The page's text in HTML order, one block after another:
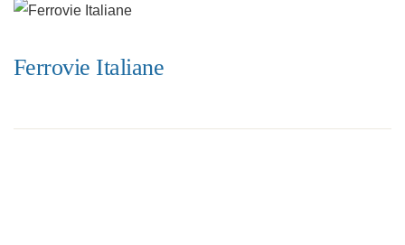
Ferrovie Italiane